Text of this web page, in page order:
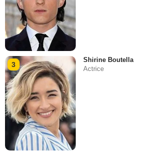
3
Shirine Boutella
Actrice